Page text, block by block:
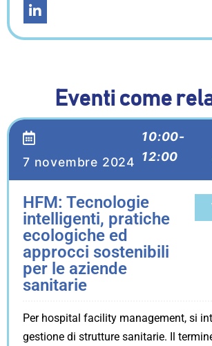
Eventi come
7 novembre 2024
10:00-
12:00
HFM: Tecnologie
intelligenti, pratiche
ecologiche ed
approcci sostenibili
per le aziende
sanitarie
Per hospital facility management, si
gestione di strutture sanitarie. Il